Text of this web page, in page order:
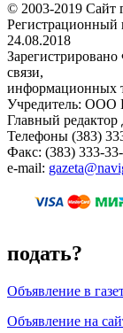
© 2003-2019 Сайт
24.08.2018
связи,
информационных
Учредитель: ООО
Главный
Телефоны (383)
Факс: (383) 333-
e-mail:
подать?
Объявление в
Объявление на